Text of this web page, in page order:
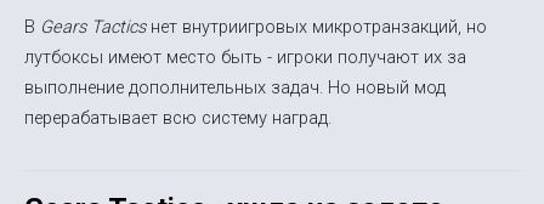
В Gears Tacticsнет внутриигровых микротранзакций, но
лутбоксы имеют место быть - игроки получают их за
выполнение дополнительных задач. Но новый мод
перерабатывает всю систему наград.